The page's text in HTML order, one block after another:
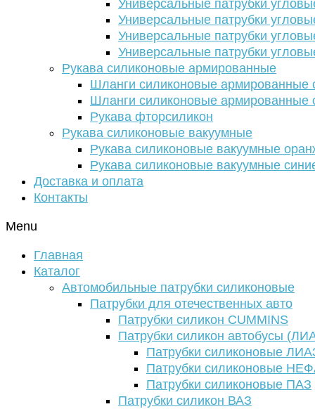
Универсальные патрубки
Универсальные патрубки
Универсальные патрубки
Универсальные патрубки
Рукава силиконовые армированные
Шланги силиконовые армированные
Шланги силиконовые армированные
Рукава фторсиликон
Рукава силиконовые вакуумные
Рукава силиконовые вакуумные
Рукава силиконовые вакуумные
Доставка и оплата
Контакты
Menu
Главная
Каталог
Автомобильные патрубки силиконовые
Патрубки для отечественных авто
Патрубки силикон CUMMINS
Патрубки силикон автобусы
Патрубки силиконовые
Патрубки силиконовые
Патрубки силиконовые ПАЗ
Патрубки силикон ВАЗ